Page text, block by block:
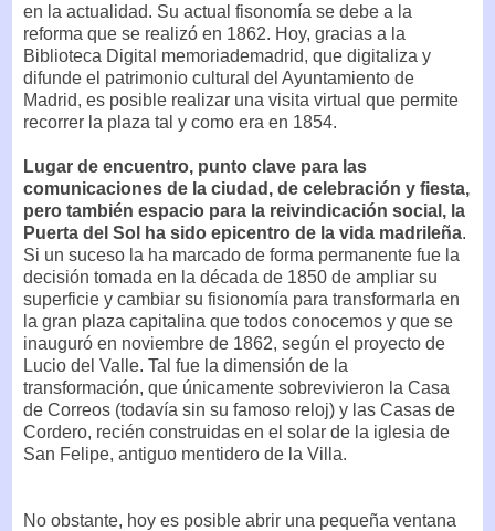
en la actualidad. Su actual fisonomía se debe a la
reforma que se realizó en 1862. Hoy, gracias a la
Biblioteca Digital memoriademadrid, que digitaliza y
difunde el patrimonio cultural del Ayuntamiento de
Madrid, es posible realizar una visita virtual que permite
recorrer la plaza tal y como era en 1854.
Lugar de encuentro, punto clave para las
comunicaciones de la ciudad, de celebración y fiesta,
pero también espacio para la reivindicación social, la
Puerta del Sol ha sido epicentro de la vida madrileña.
Si un suceso la ha marcado de forma permanente fue la
decisión tomada en la década de 1850 de ampliar su
superficie y cambiar su fisionomía para transformarla en
la gran plaza capitalina que todos conocemos y que se
inauguró en noviembre de 1862, según el proyecto de
Lucio del Valle. Tal fue la dimensión de la
transformación, que únicamente sobrevivieron la Casa
de Correos (todavía sin su famoso reloj) y las Casas de
Cordero, recién construidas en el solar de la iglesia de
San Felipe, antiguo mentidero de la Villa.
No obstante, hoy es posible abrir una pequeña ventana